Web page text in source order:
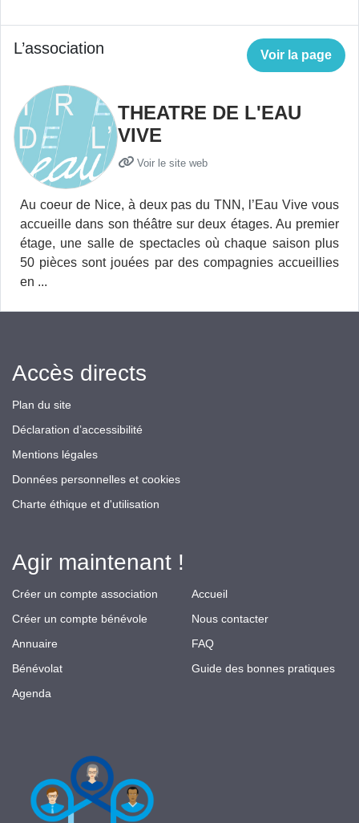
L’association Voir la page
THEATRE DE L'EAU
VIVE
Voir le site web
Au coeur de Nice, à deux pas du TNN, l’Eau Vive vous
accueille dans son théâtre sur deux étages. Au premier
étage, une salle de spectacles où chaque saison plus
50 pièces sont jouées par des compagnies accueillies
en ...
Accès directs
Plan du site
Déclaration d’accessibilité
Mentions légales
Données personnelles et cookies
Charte éthique et d'utilisation
Agir maintenant !
Créer un compte association
Créer un compte bénévole
Annuaire
Bénévolat
Agenda
Accueil
Nous contacter
FAQ
Guide des bonnes pratiques